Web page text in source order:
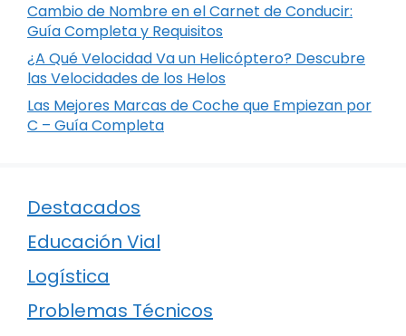
Cambio de Nombre en el Carnet de Conducir:
Guía Completa y Requisitos
¿A Qué Velocidad Va un Helicóptero? Descubre
las Velocidades de los Helos
Las Mejores Marcas de Coche que Empiezan por
C – Guía Completa
Destacados
Educación Vial
Logística
Problemas Técnicos